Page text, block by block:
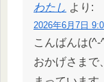
わたし より:
2026年6月7日
こんばんは(^-
おかげさまで